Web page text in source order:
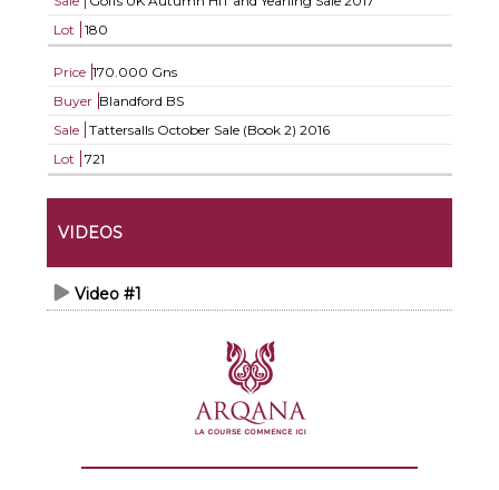
Lot
180
Price 170.000 Gns
Buyer Blandford BS
Sale
Tattersalls October Sale (Book 2) 2016
Lot
721
VIDEOS
Video #1